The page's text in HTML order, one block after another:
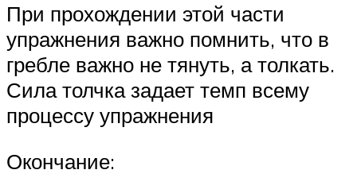
При прохождении этой части
упражнения важно помнить, что в
гребле важно не тянуть, а толкать.
Сила толчка задает темп всему
процессу упражнения
Окончание: